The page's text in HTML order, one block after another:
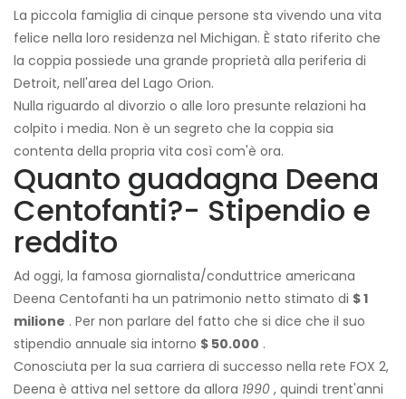
La piccola famiglia di cinque persone sta vivendo una vita
felice nella loro residenza nel Michigan. È stato riferito che
la coppia possiede una grande proprietà alla periferia di
Detroit, nell'area del Lago Orion.
Nulla riguardo al divorzio o alle loro presunte relazioni ha
colpito i media. Non è un segreto che la coppia sia
contenta della propria vita così com'è ora.
Quanto guadagna Deena
Centofanti?- Stipendio e
reddito
Ad oggi, la famosa giornalista/conduttrice americana
Deena Centofanti ha un patrimonio netto stimato di $ 1
milione . Per non parlare del fatto che si dice che il suo
stipendio annuale sia intorno $ 50.000 .
Conosciuta per la sua carriera di successo nella rete FOX 2,
Deena è attiva nel settore da allora 1990 , quindi trent'anni